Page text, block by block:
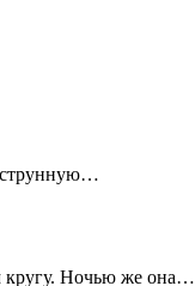
кругу. Ночью же она…